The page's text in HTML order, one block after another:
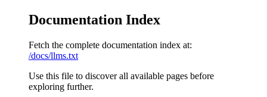
Documentation Index
Fetch the complete documentation index at:
/docs/llms.txt
Use this file to discover all available pages before
exploring further.